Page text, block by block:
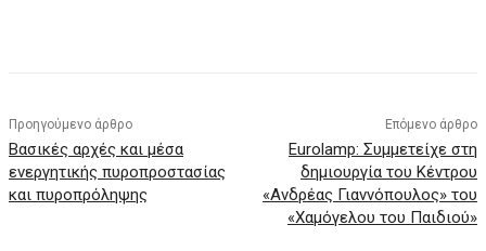
Προηγούμενο άρθρο
Βασικές αρχές και μέσα
ενεργητικής πυροπροστασίας
και πυροπρόληψης
Επόμενο άρθρο
Eurolamp: Συμμετείχε στη
δημιουργία του Κέντρου
«Ανδρέας Γιαννόπουλος» του
«Χαμόγελου του Παιδιού»